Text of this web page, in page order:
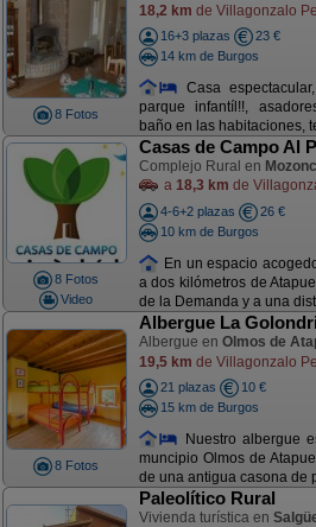
8 Fotos
18,2 km de Villagonzalo
16+3 plazas
23 €
14 km de Burgos
Casa
parque infantíl!!,
baño en las habitaciones,
8 Fotos
Video
Casas de Campo Al
Complejo Rural en
a 18,3 km de
4-6+2 plazas
26 €
10 km de Burgos
En un espacio
a dos kilómetros de
de la Demanda y a una
8 Fotos
Albergue La
Albergue en Olmos de
19,5 km de Villagonzalo
21 plazas
10 €
15 km de Burgos
Nuestro albergue
muncipio Olmos de
de una antigua casona de
Paleolítico Rural
Vivienda turística en